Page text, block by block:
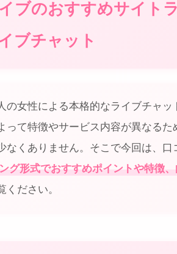
ブのおすすめサイト
ブチャット
の女性による本格的なライブチャッ
って特徴やサービス内容が異なる
なくありません。そこで今回は、
グ形式でおすすめポイントや特徴
ださい。